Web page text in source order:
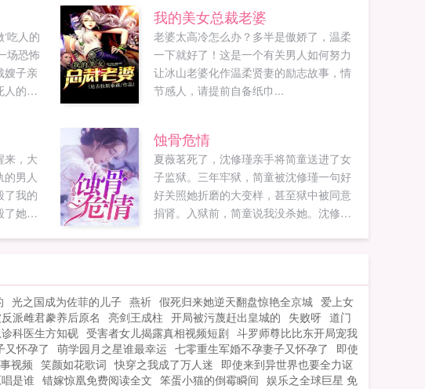
吃人的
场恐怖
嫂子亲
人的！
我的美女总裁老婆
老婆太高冷怎么办？多半是傲娇了，温柔
一下就好了！这是一个有关男人如何努力
让冰山老婆化作温柔贤妻的励志故事，情
节感人，请提前自备纸巾...
来，大
的男人
了我的
了她，
晏大少
婆，求
蚀骨危情
夏薇茗死了，沈修瑾亲手将简童送进了女
子监狱。三年牢狱，简童被沈修瑾一句好
好关照她折磨的大变样，甚至狱中被同意
捐肾。入狱前，简童说我没杀她。沈修瑾
的，我杀了夏薇茗，我坐了三年牢。简童
逃了，沈修瑾找疯...
光之国成为佐菲的儿子 燕祈 假死归来她逆天翻盘惊艳全京城 爱上女
派雌君豢养后原名 亮剑王成柱 开局被污蔑赶出皇城的 失败呀 道门
科医生方知砚 受害者女儿揭露真相视频短剧 斗罗师尊比比东开局宠我
又怀孕了 萌学园月之星谁最幸运 七零重生军婚不孕妻子又怀孕了
即使
视频 笑颜如花歌词 快穿之我成了万人迷 即使来到异世界也要全力讴
是谁 错嫁惊凰免费阅读全文 笨蛋小猫的倒霉瞬间 娱乐之全球巨星 免